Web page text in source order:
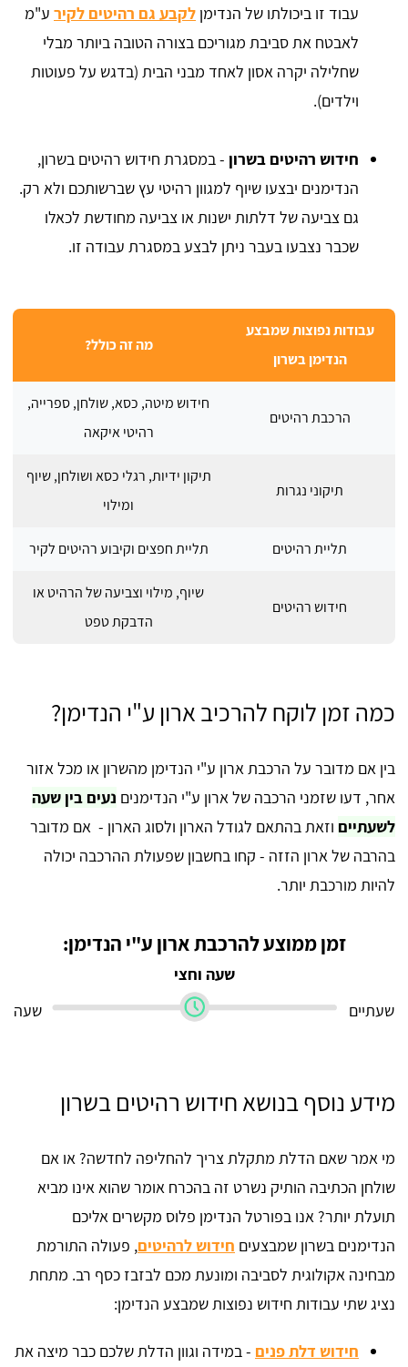
עבוד זו ביכולתו של הנדימן לקבע גם רהיטים לקיר ע"מ
לאבטח את סביבת מגוריכם בצורה הטובה ביותר מבלי
שחלילה יקרה אסון לאחד מבני הבית (בדגש על פעוטות
וילדים).
חידוש רהיטים בשרון - במסגרת חידוש רהיטים בשרון,
הנדימנים יבצעו שיוף למגוון רהיטי עץ שברשותכם ולא רק.
גם צביעה של דלתות ישנות או צביעה מחודשת לכאלו
שכבר נצבעו בעבר ניתן לבצע במסגרת עבודה זו.
עבודות נפוצות שמבצע
הנדימן בשרון
מה זה כולל?
הרכבת רהיטים
חידוש מיטה, כסא, שולחן, ספרייה,
רהיטי איקאה
תיקוני נגרות
תיקון ידיות, רגלי כסא ושולחן, שיוף
ומילוי
תליית רהיטים תליית חפצים וקיבוע רהיטים לקיר
חידוש רהיטים
שיוף, מילוי וצביעה של הרהיט או
הדבקת טפט
כמה זמן לוקח להרכיב ארון ע"י הנדימן?
בין אם מדובר על הרכבת ארון ע"י הנדימן מהשרון או מכל אזור
אחר, דעו שזמני הרכבה של ארון ע"י הנדימנים נעים בין שעה
לשעתיים וזאת בהתאם לגודל הארון ולסוג הארון - אם מדובר
בהרבה של ארון הזזה - קחו בחשבון שפעולת ההרכבה יכולה
להיות מורכבת יותר.
זמן ממוצע להרכבת ארון ע"י הנדימן:
שעה וחצי
שעתיים
שעה
מידע נוסף בנושא חידוש רהיטים בשרון
מי אמר שאם הדלת מתקלת צריך להחליפה לחדשה? או אם
שולחן הכתיבה הותיק נשרט זה בהכרח אומר שהוא אינו מביא
תועלת יותר? אנו בפורטל הנדימן פלוס מקשרים אליכם
הנדימנים בשרון שמבצעים חידוש לרהיטים, פעולה התורמת
מבחינה אקולוגית לסביבה ומונעת מכם לבזבז כסף רב. מתחת
נציג שתי עבודות חידוש נפוצות שמבצע הנדימן:
חידוש דלת פנים - במידה וגוון הדלת שלכם כבר מיצה את